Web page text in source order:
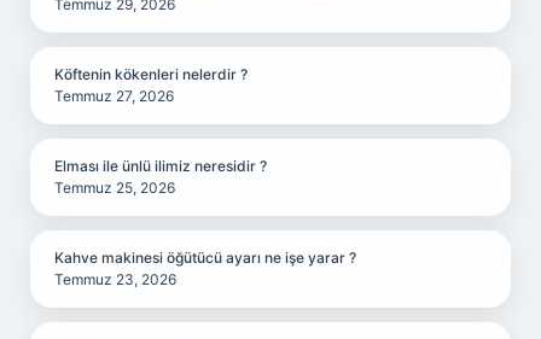
Temmuz 29, 2026
Köftenin kökenleri nelerdir ?
Temmuz 27, 2026
Elması ile ünlü ilimiz neresidir ?
Temmuz 25, 2026
Kahve makinesi öğütücü ayarı ne işe yarar ?
Temmuz 23, 2026